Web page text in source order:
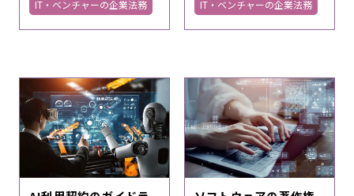
IT・ベンチャーの企業法務 IT・ベンチャーの企業法務